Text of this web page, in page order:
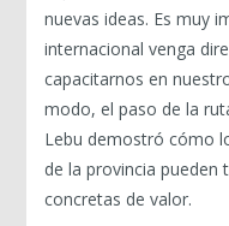
nuevas ideas. Es muy
internacional venga
capacitarnos en
modo, el paso de la
Lebu demostró cómo
de la provincia
concretas de valor.